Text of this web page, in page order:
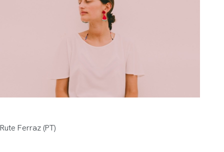
Rute Ferraz (PT)